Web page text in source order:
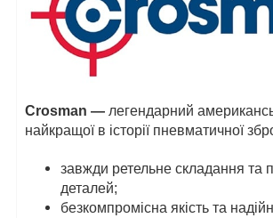
Crosman — легендарний
найкращої в історії пневматичної
завжди ретельне складання та
деталей;
безкомпромісна якість та